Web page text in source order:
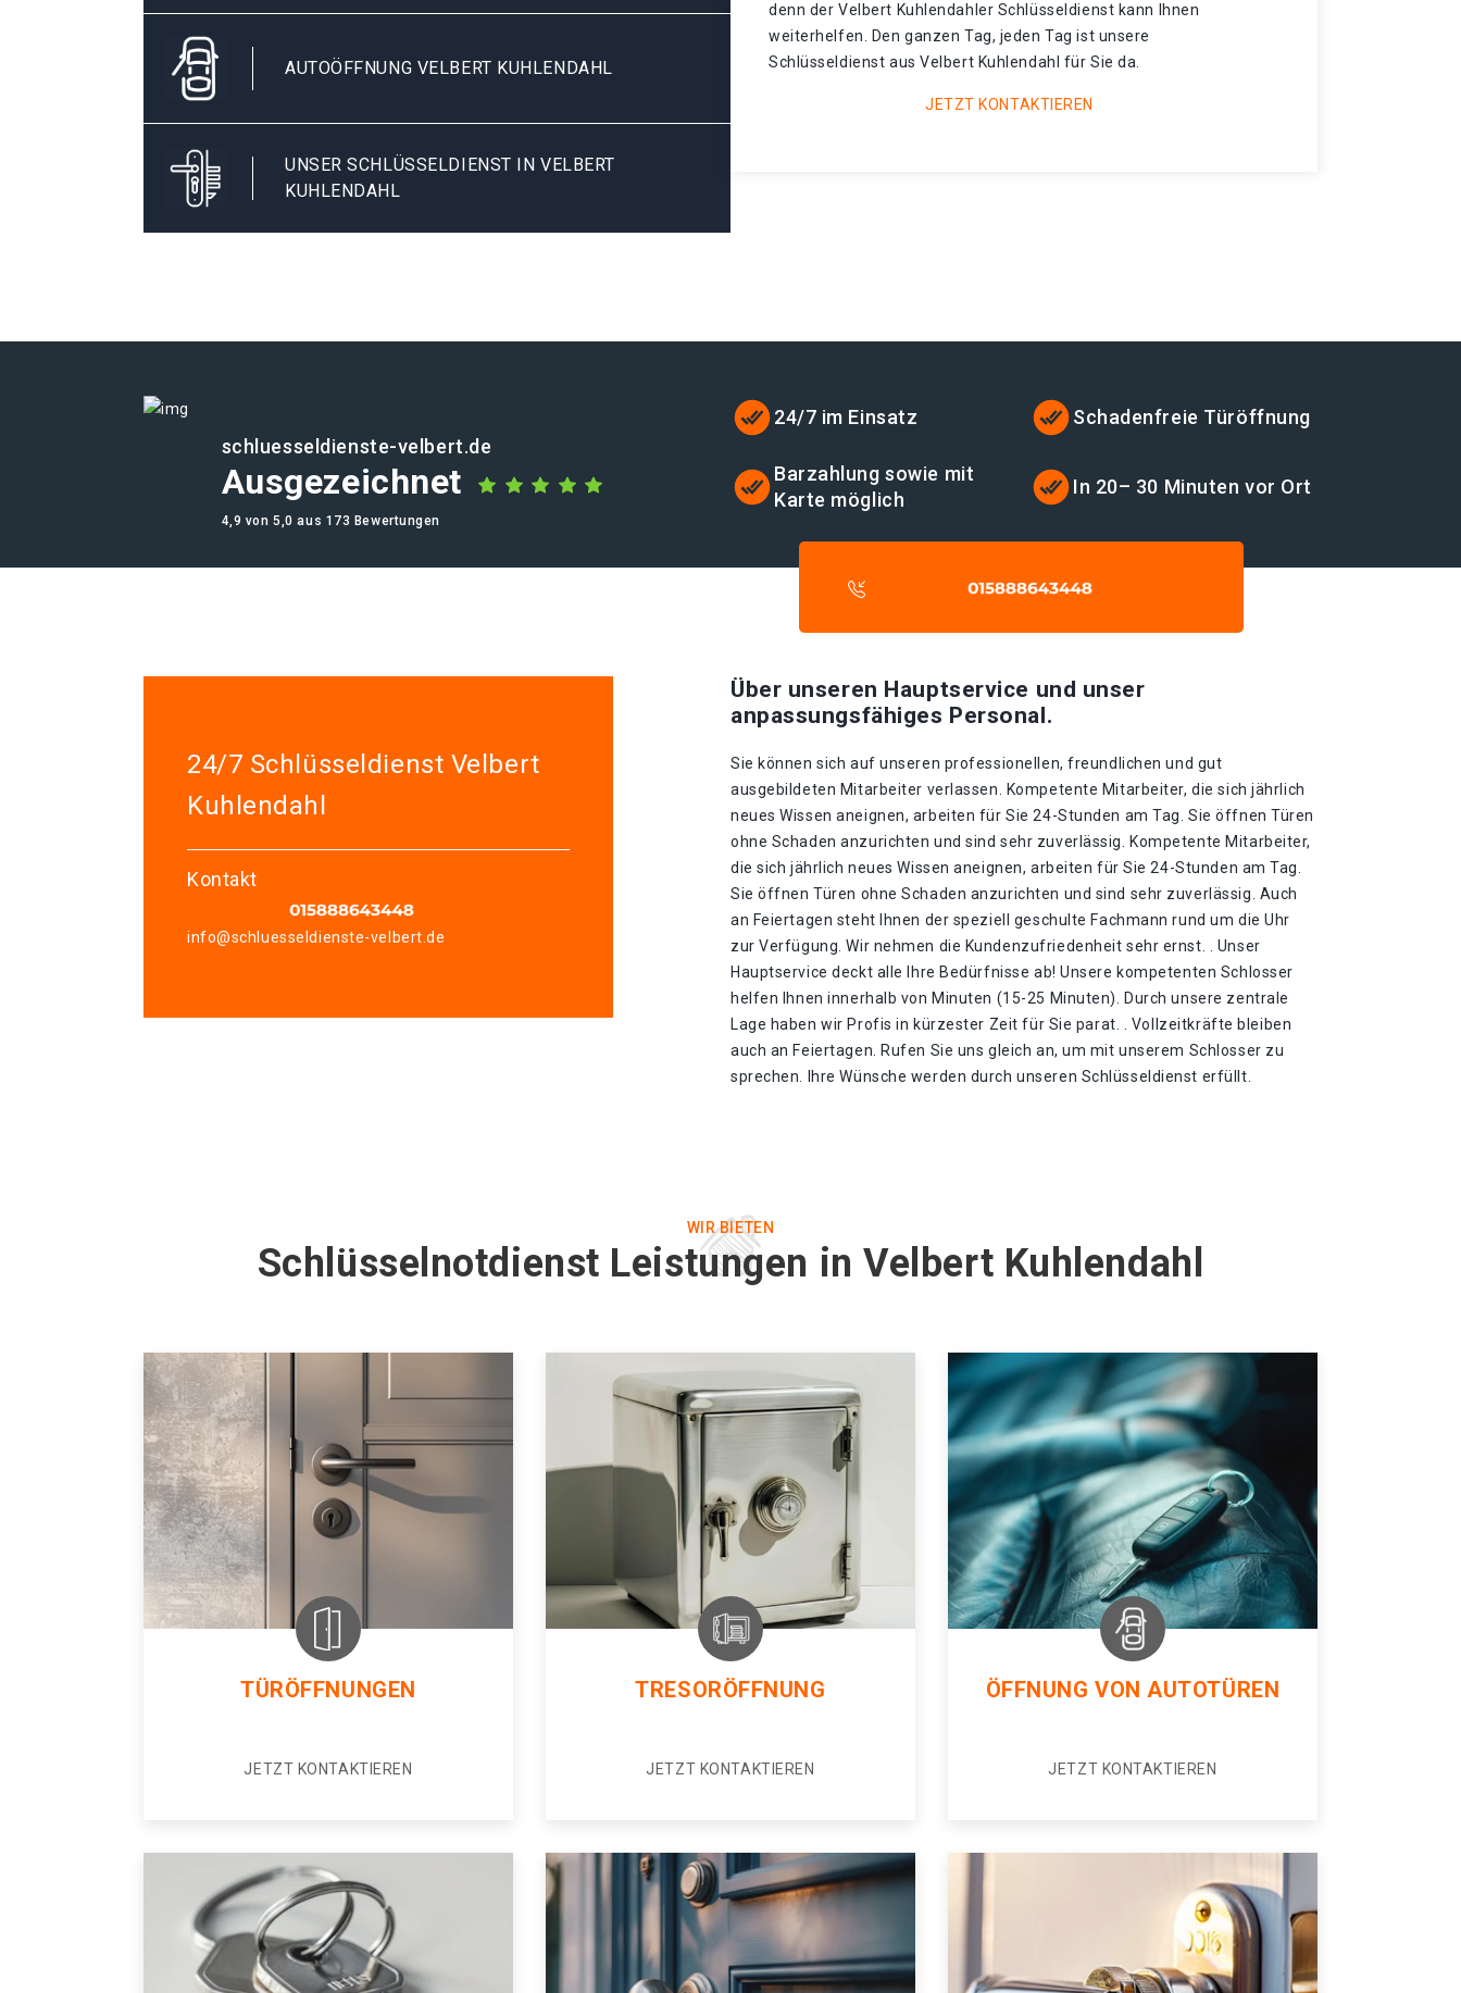
AUTOÖFFNUNG VELBERT KUHLENDAHL
UNSER SCHLÜSSELDIENST IN VELBERT
KUHLENDAHL
denn der Velbert Kuhlendahler Schlüsseldienst kann Ihnen
weiterhelfen. Den ganzen Tag, jeden Tag ist unsere
Schlüsseldienst aus Velbert Kuhlendahl für Sie da.
JETZT KONTAKTIEREN
schluesseldienste-velbert.de
Ausgezeichnet
4,9 von 5,0 aus 173 Bewertungen
24/7 im Einsatz Schadenfreie Türöffnung
Barzahlung sowie mit
Karte möglich
In 20– 30 Minuten vor Ort
24/7 Schlüsseldienst Velbert
Kuhlendahl
Kontakt
info@schluesseldienste-velbert.de
Über unseren Hauptservice und unser
anpassungsfähiges Personal.
Sie können sich auf unseren professionellen, freundlichen und gut
ausgebildeten Mitarbeiter verlassen. Kompetente Mitarbeiter, die sich jährlich
neues Wissen aneignen, arbeiten für Sie 24-Stunden am Tag. Sie öffnen Türen
ohne Schaden anzurichten und sind sehr zuverlässig. Kompetente Mitarbeiter,
die sich jährlich neues Wissen aneignen, arbeiten für Sie 24-Stunden am Tag.
Sie öffnen Türen ohne Schaden anzurichten und sind sehr zuverlässig. Auch
an Feiertagen steht Ihnen der speziell geschulte Fachmann rund um die Uhr
zur Verfügung. Wir nehmen die Kundenzufriedenheit sehr ernst. . Unser
Hauptservice deckt alle Ihre Bedürfnisse ab! Unsere kompetenten Schlosser
helfen Ihnen innerhalb von Minuten (15-25 Minuten). Durch unsere zentrale
Lage haben wir Profis in kürzester Zeit für Sie parat. . Vollzeitkräfte bleiben
auch an Feiertagen. Rufen Sie uns gleich an, um mit unserem Schlosser zu
sprechen. Ihre Wünsche werden durch unseren Schlüsseldienst erfüllt.
WIR BIETEN
Schlüsselnotdienst Leistungen in Velbert Kuhlendahl
TÜRÖFFNUNGEN
JETZT KONTAKTIEREN
TRESORÖFFNUNG
JETZT KONTAKTIEREN
ÖFFNUNG VON AUTOTÜREN
JETZT KONTAKTIEREN